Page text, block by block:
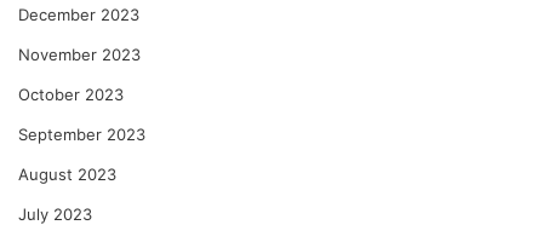
December 2023
November 2023
October 2023
September 2023
August 2023
July 2023